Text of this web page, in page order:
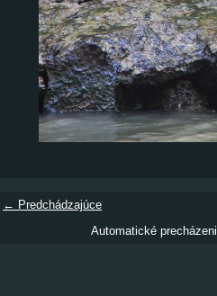
← Predchádzajúce
Automatické